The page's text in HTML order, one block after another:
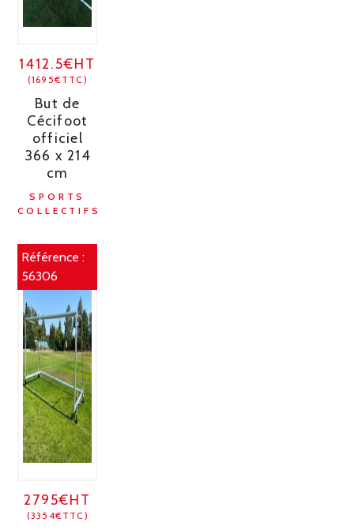
1412.5€HT
(1695€TTC)
But de
Cécifoot
officiel
366 x 214
cm
SPORTS
COLLECTIFS
Référence :
56306
2795€HT
(3354€TTC)